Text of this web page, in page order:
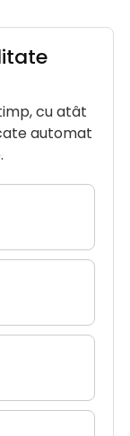
cu atât
automat